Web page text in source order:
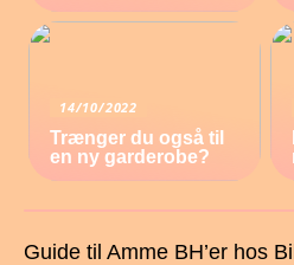
14/10/2022
Trænger du også til
en ny garderobe?
Guide til Amme BH’er hos